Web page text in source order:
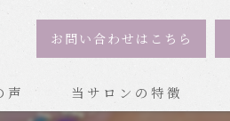
お問い合わせはこちら
声 当サロンの特徴